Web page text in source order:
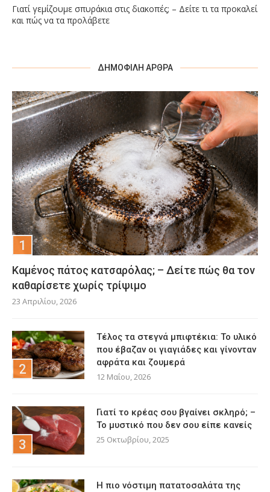
Γιατί γεμίζουμε σπυράκια στις διακοπές; – Δείτε τι τα προκαλεί
και πώς να τα προλάβετε
ΔΗΜΟΦΙΛΉ ΆΡΘΡΑ
Καμένος πάτος κατσαρόλας; – Δείτε πώς θα τον
καθαρίσετε χωρίς τρίψιμο
23 Απριλίου, 2026
Τέλος τα στεγνά μπιφτέκια: Το υλικό
που έβαζαν οι γιαγιάδες και γίνονταν
αφράτα και ζουμερά
12 Μαΐου, 2026
Γιατί το κρέας σου βγαίνει σκληρό; –
Το μυστικό που δεν σου είπε κανείς
25 Οκτωβρίου, 2025
Η πιο νόστιμη πατατοσαλάτα της